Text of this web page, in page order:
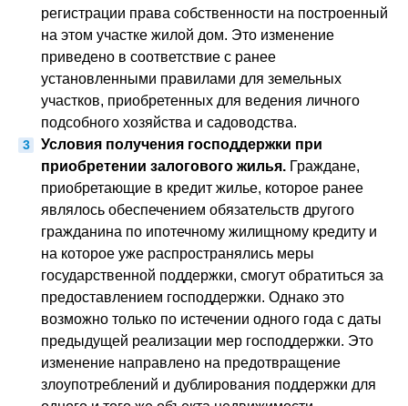
регистрации права собственности на построенный
на этом участке жилой дом. Это изменение
приведено в соответствие с ранее
установленными правилами для земельных
участков, приобретенных для ведения личного
подсобного хозяйства и садоводства.
Условия получения господдержки при
приобретении залогового жилья. Граждане,
приобретающие в кредит жилье, которое ранее
являлось обеспечением обязательств другого
гражданина по ипотечному жилищному кредиту и
на которое уже распространялись меры
государственной поддержки, смогут обратиться за
предоставлением господдержки. Однако это
возможно только по истечении одного года с даты
предыдущей реализации мер господдержки. Это
изменение направлено на предотвращение
злоупотреблений и дублирования поддержки для